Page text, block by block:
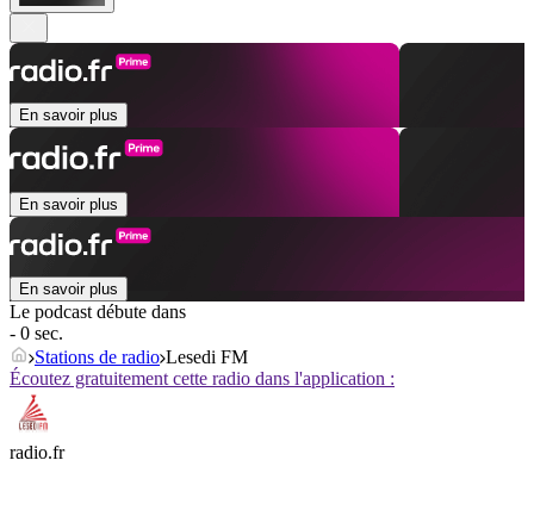
En savoir plus
En savoir plus
En savoir plus
Le podcast débute dans
- 0 sec.
Stations de radio Lesedi FM
Écoutez gratuitement cette radio dans l'application :
radio.fr